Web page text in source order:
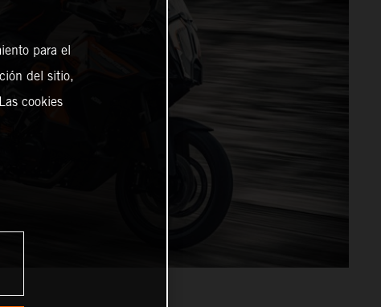
para el
del sitio,
cookies